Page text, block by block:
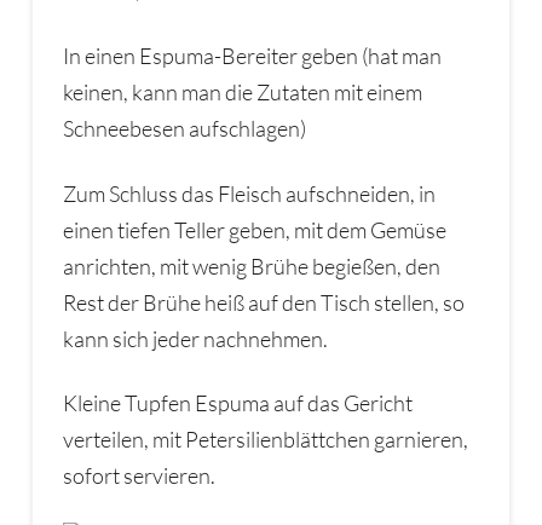
In einen Espuma-Bereiter geben (hat man
keinen, kann man die Zutaten mit einem
Schneebesen aufschlagen)
Zum Schluss das Fleisch aufschneiden, in
einen tiefen Teller geben, mit dem Gemüse
anrichten, mit wenig Brühe begießen, den
Rest der Brühe heiß auf den Tisch stellen, so
kann sich jeder nachnehmen.
Kleine Tupfen Espuma auf das Gericht
verteilen, mit Petersilienblättchen garnieren,
sofort servieren.